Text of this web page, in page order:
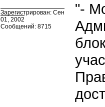
Зарегистрирован: Сен
01, 2002
Сообщений: 8715
"-